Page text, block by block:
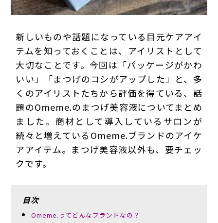
プライバシーポリシー
新しいものや話題になっている目元ケアアイ
テムを知っておくことは、アイリストとして
大切なことです。今回は「パッケージがかわ
いい」「まつげのコシがアップした」と、多
くのアイリストたちから評価を得ている、話
題のOmeme.のまつげ美容液についてまとめ
ました。商材として導入しているサロンが
続々と増えているOmeme.ブランドのアイケ
アアイテム。まつげ美容液以外も、要チェッ
クです。
目次
Omeme.ってどんなブランドなの？